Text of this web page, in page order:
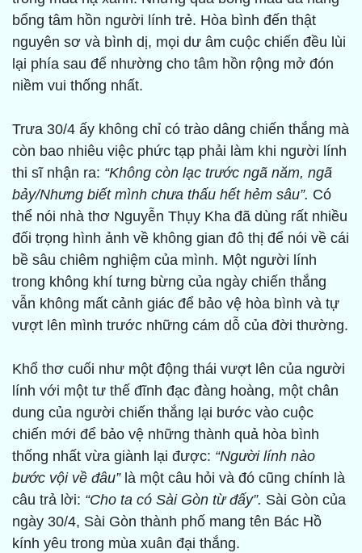
bổng tâm hồn người lính trẻ. Hòa bình đến thật
nguyên sơ và bình dị, mọi dư âm cuộc chiến đều lùi
lại phía sau để nhường cho tâm hồn rộng mở đón
niềm vui thống nhất.
Trưa 30/4 ấy không chỉ có trào dâng chiến thắng mà
còn bao nhiêu việc phức tạp phải làm khi người lính
thi sĩ nhận ra: “Không còn lạc trước ngã năm, ngã
bảy/Nhưng biết mình chưa thấu hết hẻm sâu”. Có
thể nói nhà thơ Nguyễn Thụy Kha đã dùng rất nhiều
đối trọng hình ảnh về không gian đô thị để nói về cái
bề sâu chiêm nghiệm của mình. Một người lính
trong không khí tưng bừng của ngày chiến thắng
vẫn không mất cảnh giác để bảo vệ hòa bình và tự
vượt lên mình trước những cám dỗ của đời thường.
Khổ thơ cuối như một động thái vượt lên của người
lính với một tư thế đĩnh đạc đàng hoàng, một chân
dung của người chiến thắng lại bước vào cuộc
chiến mới để bảo vệ những thành quả hòa bình
thống nhất vừa giành lại được: “Người lính nào
bước vội về đâu”là một câu hỏi và đó cũng chính là
câu trả lời: “Cho ta có Sài Gòn từ đấy”. Sài Gòn của
ngày 30/4, Sài Gòn thành phố mang tên Bác Hồ
kính yêu trong mùa xuân đại thắng.